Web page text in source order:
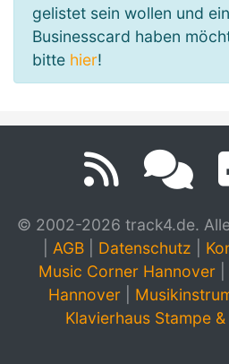
gelistet sein wollen und
Businesscard haben
bitte hier!
© 2002-2026 track4.de.
AGB Datenschutz
Music Corner Hannover
Hannover
Klavierhaus Stampe